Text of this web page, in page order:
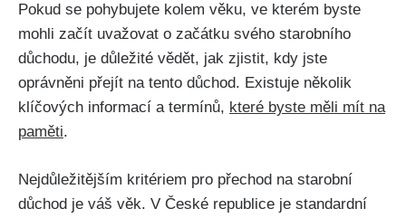
Pokud se pohybujete kolem věku, ve kterém byste
mohli začít uvažovat o začátku svého starobního
důchodu, je důležité vědět, jak zjistit, kdy jste
oprávněni přejít na tento důchod. Existuje několik
klíčových informací a termínů, které byste měli mít na
paměti.
Nejdůležitějším kritériem pro přechod na starobní
důchod je váš věk. V České republice je standardní